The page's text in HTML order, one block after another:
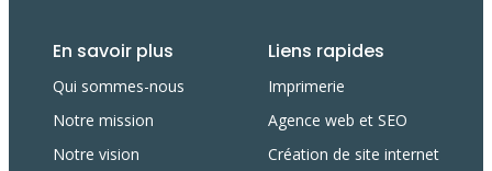
En savoir plus
Qui sommes-nous
Notre mission
Notre vision
Liens rapides
Imprimerie
Agence web et SEO
Création de site internet